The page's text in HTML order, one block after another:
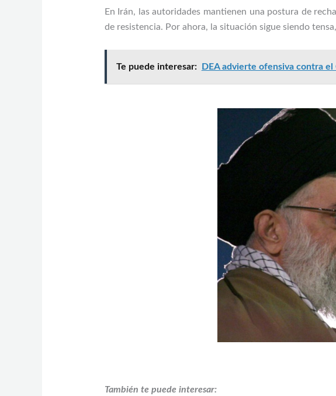
En Irán, las autoridades mantienen una postura de
de resistencia. Por ahora, la situación sigue siendo
Te puede interesar: DEA advierte ofensiva contra
También te puede interesar: